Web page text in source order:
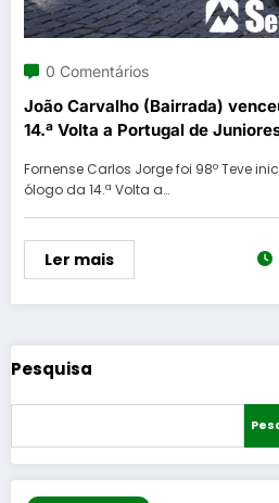
0 Comentários
João Carvalho (Bairrada)
14.ª Volta a Portugal de
Fornense Carlos Jorge foi 98º Teve
ólogo da 14.ª Volta a…
Ler mais
Pesquisa